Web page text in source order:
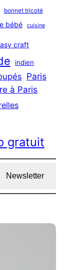
bonnet tricoté
bébé cuisine
craft
indien
Paris
à Paris
gratuit
Newsletter